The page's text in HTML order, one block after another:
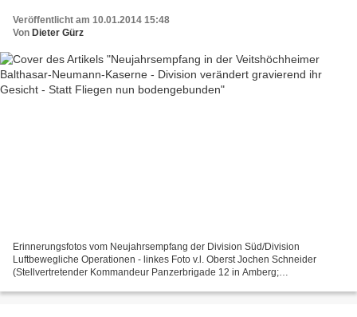
Veröffentlicht am 10.01.2014 15:48
Von Dieter Gürz
Erinnerungsfotos vom Neujahrsempfang der Division Süd/Division
Luftbewegliche Operationen - linkes Foto v.l. Oberst Jochen Schneider
(Stellvertretender Kommandeur Panzerbrigade 12 in Amberg;